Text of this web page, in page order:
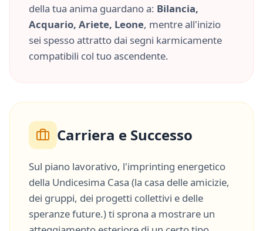
della tua anima guardano a: Bilancia,
Acquario, Ariete, Leone, mentre all'inizio
sei spesso attratto dai segni karmicamente
compatibili col tuo ascendente.
Carriera e Successo
Sul piano lavorativo, l'imprinting energetico
della Undicesima Casa (la casa delle amicizie,
dei gruppi, dei progetti collettivi e delle
speranze future.) ti sprona a mostrare un